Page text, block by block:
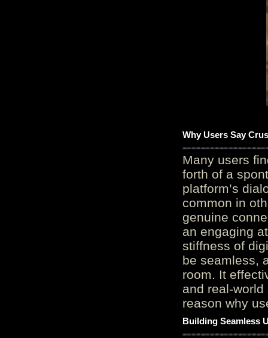
Why Users Say
Many users
forth of a
platform’s
common in
genuine
an engaging
stiffness of
be seamless,
room. It
and real-
reason why
Building Seamless